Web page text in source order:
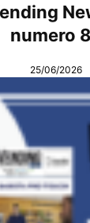
numero
25/06/2026